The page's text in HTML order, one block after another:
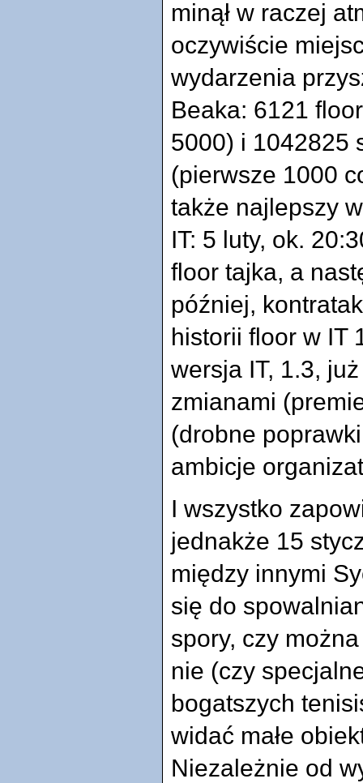
minął w raczej
oczywiście
wydarzenia
Beaka: 6121
5000) i 1042825
(pierwsze 1000
także najlepszy
IT: 5 luty, ok.
floor tajka, a
później,
historii floor w IT
wersja IT, 1.3,
zmianami
(drobne
ambicje
I wszystko
jednakże 15
między innymi
się do
spory, czy
nie (czy
bogatszych
widać małe
Niezależnie od